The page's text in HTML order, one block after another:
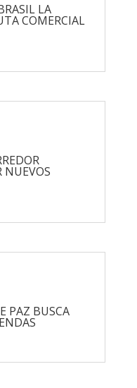
LA
COMERCIAL
NUEVOS
PAZ BUSCA